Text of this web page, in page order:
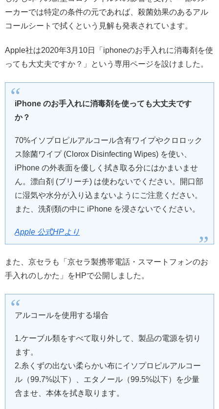
ーカーでは特定の条件の元であれば、殺菌効果のあるアル
コールシートで拭くという見解も発表されています。
Apple社は2020年3月10日「iphoneのお手入れに消毒剤を使
っても大丈夫ですか？」という専用ページを設けました。
iPhone のお手入れに消毒剤を使っても大丈夫です
か？
70%イソプロピルアルコール含有ワイプやクロロック
ス除菌ワイプ (Clorox Disinfecting Wipes) を使い、
iPhone の外表面を優しく拭き取る分にはかまいませ
ん。漂白剤 (ブリーチ) は使わないでください。開口部
に湿気や水分が入り込まないようにご注意ください。
また、洗剤類の中に iPhone を浸さないでください。
Apple 公式HPより
また、京セラも「京セラ製携帯電話・スマートフォンのお
手入れのしかた」をHPで公開しました。
アルコールを使用する場合
1.ケーブル類をすべて取り外して、製品の電源を切り
ます。
2.糸くずの出ない柔らかい布にイソプロピルアルコー
ル（99.7%以下）、エタノール（99.5%以下）を少量
含ませ、本体を拭き取ります。